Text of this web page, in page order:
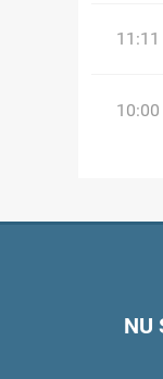
11:11
10:00
NU